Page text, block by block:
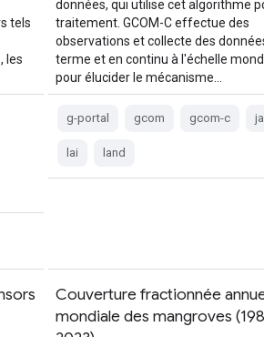
tels
les
données, qui utilise cet algorithme
traitement. GCOM-C effectue des
observations et collecte des
terme et en continu à l'échelle
pour élucider le mécanisme…
g-portal gcom gcom-c
lai land
Couverture fractionnée
mondiale des mangroves